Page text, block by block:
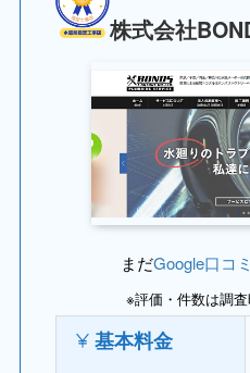
株式会社
まだGoogle口コミ
※評価・件数は調査
基本料金